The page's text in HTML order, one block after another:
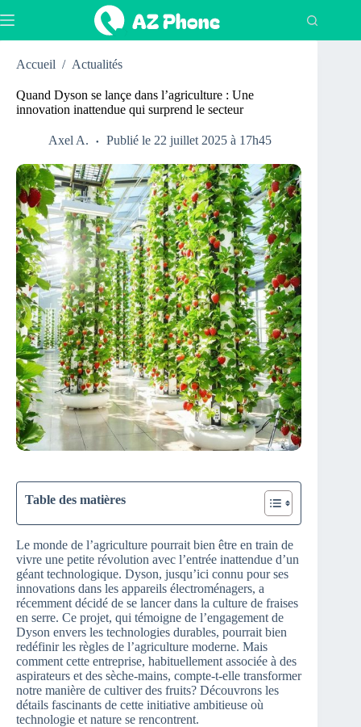
au
Accueil / Actualités
Quand Dyson se lançe dans l’agriculture : Une
innovation inattendue qui surprend le secteur
Axel A. Publié le 22 juillet 2025 à 17h45
Table des matières
Le monde de l’agriculture pourrait bien être en train de
vivre une petite révolution avec l’entrée inattendue d’un
géant technologique. Dyson, jusqu’ici connu pour ses
innovations dans les appareils électroménagers, a
récemment décidé de se lancer dans la culture de fraises
en serre. Ce projet, qui témoigne de l’engagement de
Dyson envers les technologies durables, pourrait bien
redéfinir les règles de l’agriculture moderne. Mais
comment cette entreprise, habituellement associée à des
aspirateurs et des sèche-mains, compte-t-elle transformer
notre manière de cultiver des fruits? Découvrons les
détails fascinants de cette initiative ambitieuse où
technologie et nature se rencontrent.